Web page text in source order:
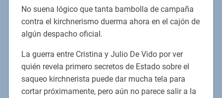
No suena lógico que tanta bambolla de campaña
contra el kirchnerismo duerma ahora en el cajón de
algún despacho oficial.
La guerra entre Cristina y Julio De Vido por ver
quién revela primero secretos de Estado sobre el
saqueo kirchnerista puede dar mucha tela para
cortar próximamente, pero aún no parece salir a la